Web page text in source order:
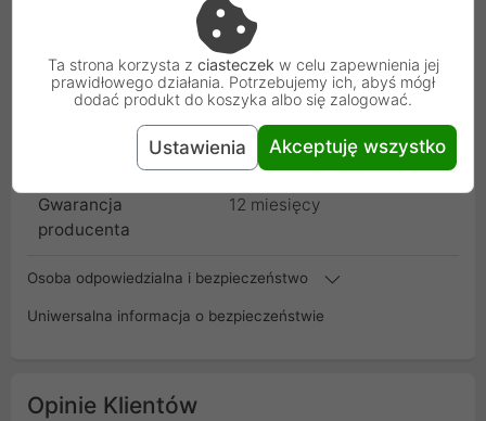
LAMP-TS702
LAMP-TS702
6900628127025
Gwarancja
producenta
12 miesięcy
Osoba odpowiedzialna i bezpieczeństwo
Uniwersalna informacja o bezpieczeństwie
Opinie Klientów
Ta strona korzysta z ciasteczek w celu zapewnienia jej
prawidłowego działania. Potrzebujemy ich, abyś mógł
dodać produkt do koszyka albo się zalogować.
Ustawienia Akceptuję wszystko